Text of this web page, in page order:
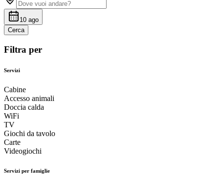
10 ago
Cerca
Filtra per
Servizi
Cabine
Accesso animali
Doccia calda
WiFi
TV
Giochi da tavolo
Carte
Videogiochi
Servizi per famiglie